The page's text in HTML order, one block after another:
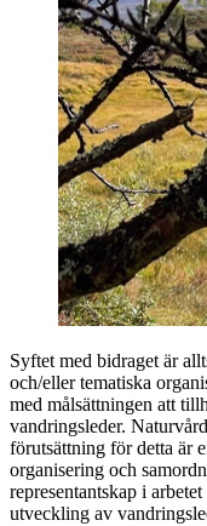
Syftet med bidraget är
och/eller tematiska
med målsättningen att
vandringsleder.
förutsättning för detta är
organisering och
representantskap i
utveckling av